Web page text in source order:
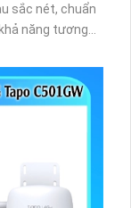
năng tương